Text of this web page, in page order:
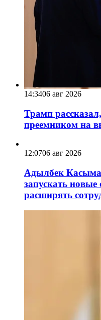
14:3406 авг 2026
Трамп
преемником на
12:0706 авг 2026
Адылбек
запускать
расширять